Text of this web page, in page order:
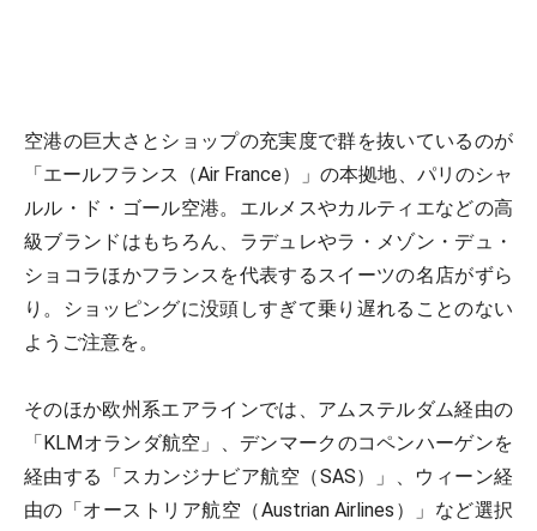
空港の巨大さとショップの充実度で群を抜いているのが
「エールフランス（Air France）」の本拠地、パリのシャ
ルル・ド・ゴール空港。エルメスやカルティエなどの高
級ブランドはもちろん、ラデュレやラ・メゾン・デュ・
ショコラほかフランスを代表するスイーツの名店がずら
り。ショッピングに没頭しすぎて乗り遅れることのない
ようご注意を。
そのほか欧州系エアラインでは、アムステルダム経由の
「KLMオランダ航空」、デンマークのコペンハーゲンを
経由する「スカンジナビア航空（SAS）」、ウィーン経
由の「オーストリア航空（Austrian Airlines）」など選択